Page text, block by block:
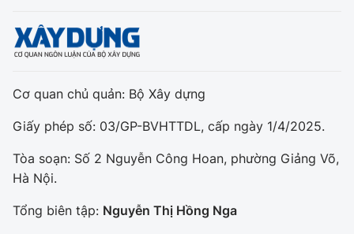
Cơ quan chủ quản: Bộ Xây dựng
Giấy phép số: 03/GP-BVHTTDL, cấp ngày 1/4/2025.
Tòa soạn: Số 2 Nguyễn Công Hoan, phường Giảng Võ,
Hà Nội.
Tổng biên tập: Nguyễn Thị Hồng Nga